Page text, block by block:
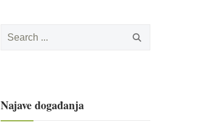
for:
Najave događanja